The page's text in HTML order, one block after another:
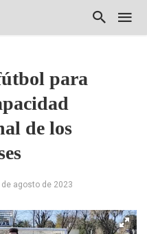
para
de los
de agosto de 2023